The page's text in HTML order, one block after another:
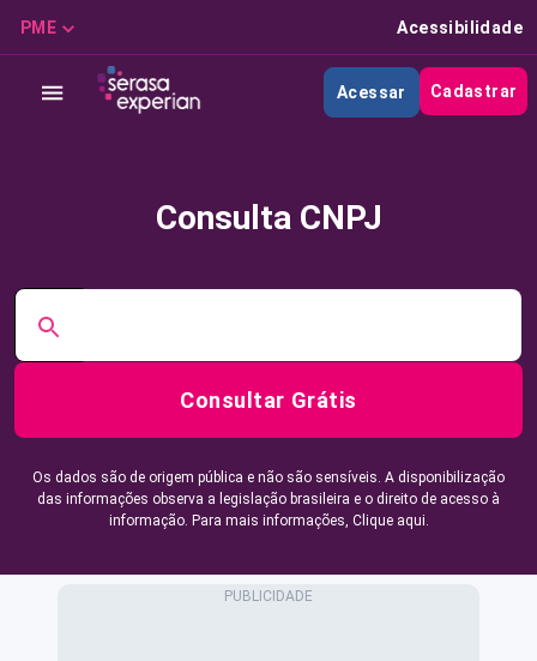
PME Acessibilidade
Acessar Cadastrar
Consulta CNPJ
Consultar Grátis
Os dados são de origem pública e não são sensíveis. A disponibilização
das informações observa a legislação brasileira e o direito de acesso à
informação. Para mais informações, Clique aqui.